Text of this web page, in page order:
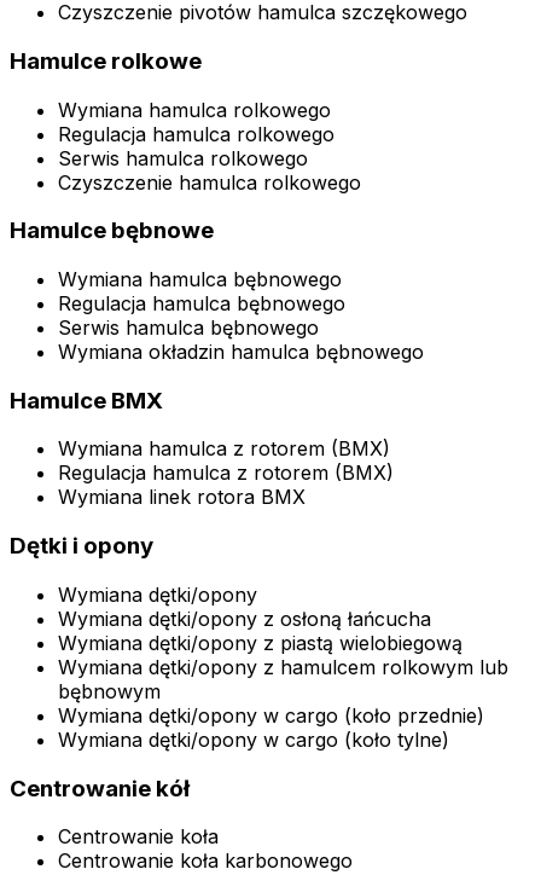
Czyszczenie pivotów hamulca szczękowego
Hamulce rolkowe
Wymiana hamulca rolkowego
Regulacja hamulca rolkowego
Serwis hamulca rolkowego
Czyszczenie hamulca rolkowego
Hamulce bębnowe
Wymiana hamulca bębnowego
Regulacja hamulca bębnowego
Serwis hamulca bębnowego
Wymiana okładzin hamulca bębnowego
Hamulce BMX
Wymiana hamulca z rotorem (BMX)
Regulacja hamulca z rotorem (BMX)
Wymiana linek rotora BMX
Dętki i opony
Wymiana dętki/opony
Wymiana dętki/opony z osłoną łańcucha
Wymiana dętki/opony z piastą wielobiegową
Wymiana dętki/opony z hamulcem rolkowym lub
bębnowym
Wymiana dętki/opony w cargo (koło przednie)
Wymiana dętki/opony w cargo (koło tylne)
Centrowanie kół
Centrowanie koła
Centrowanie koła karbonowego